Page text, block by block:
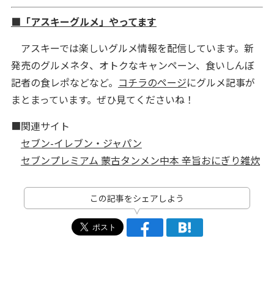
■「アスキーグルメ」やってます
アスキーでは楽しいグルメ情報を配信しています。新
発売のグルメネタ、オトクなキャンペーン、食いしんぼ
記者の食レポなどなど。 コチラのページにグルメ記事が
まとまっています。ぜひ見てくださいね！
■関連サイト
セブン-イレブン・ジャパン
セブンプレミアム 蒙古タンメン中本 辛旨おにぎり雑炊
この記事をシェアしよう